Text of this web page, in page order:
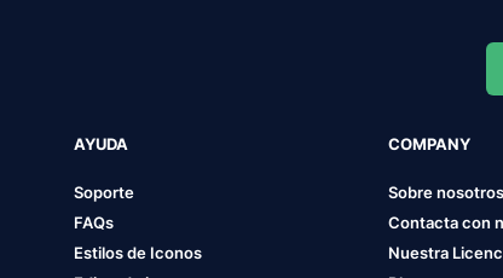
AYUDA
Soporte
FAQs
Estilos de Iconos
COMPANY
Sobre nosotros
Contacta con
Nuestra